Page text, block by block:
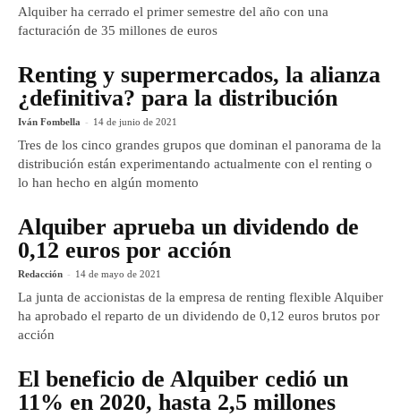
Alquiber ha cerrado el primer semestre del año con una
facturación de 35 millones de euros
Renting y supermercados, la alianza
¿definitiva? para la distribución
Iván Fombella - 14 de junio de 2021
Tres de los cinco grandes grupos que dominan el panorama de la
distribución están experimentando actualmente con el renting o
lo han hecho en algún momento
Alquiber aprueba un dividendo de
0,12 euros por acción
Redacción - 14 de mayo de 2021
La junta de accionistas de la empresa de renting flexible Alquiber
ha aprobado el reparto de un dividendo de 0,12 euros brutos por
acción
El beneficio de Alquiber cedió un
11% en 2020, hasta 2,5 millones